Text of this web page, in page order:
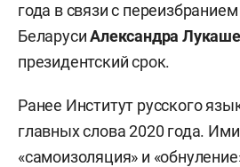
года в связи с
БеларусиАлександра
президентский срок.
Ранее Институт русского
главных слова 2020 года.
«самоизоляция» и